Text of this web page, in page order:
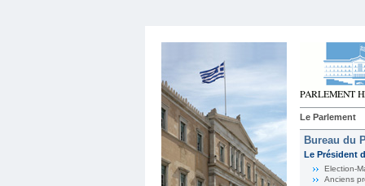
Le Parlement
Bureau du
Le Président
Election-
Anciens